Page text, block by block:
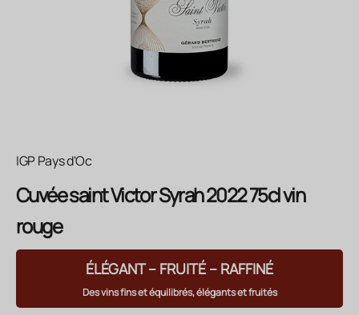
IGP Pays d'Oc
Cuvée saint Victor Syrah 2022 75cl vin
rouge
ÉLÉGANT – FRUITÉ – RAFFINÉ
Des vins fins et équilibrés, élégants et fruités